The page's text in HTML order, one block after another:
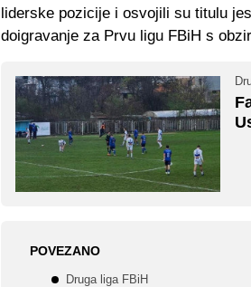
liderske pozicije i osvojili su titulu
doigravanje za Prvu ligu FBiH s
POVEZANO
Druga liga FBiH